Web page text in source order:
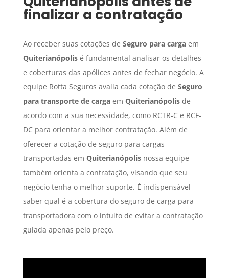
finalizar a contratação
Ao receber suas cotações de Seguro para cargaem
Quiterianópolisé fundamental analisar os detalhes
e coberturas das apólices antes de fechar negócio. A
equipe Rotta Seguros avalia cada cotação de Seguro
para transporte de cargaem Quiterianópolisde
acordo com a sua necessidade, como RCTR-C e RCF-
DC para orientar a melhor contratação. Além de
oferecer a cotação de seguro para cargas
transportadas em Quiterianópolisnossa equipe
também orienta a contratação, visando que seu
negócio tenha o melhor suporte. É indispensável
saber qual é a cobertura do seguro de carga para
transportadora com o intuito de evitar a contratação
guiada apenas pelo preço.